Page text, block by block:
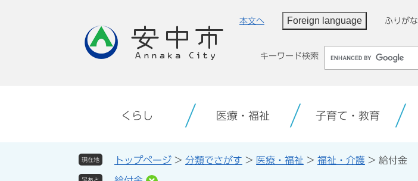
本文へ Foreign language ふりがな
キーワード検索
くらし 医療・福祉 子育て・教育
現在地 トップページ > 分類でさがす > 医療・福祉 > 福祉・介護 > 給付金
足あと